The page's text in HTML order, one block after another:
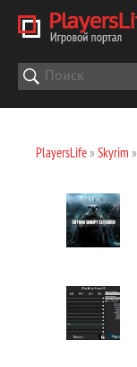
PlayersLife» Skyrim »